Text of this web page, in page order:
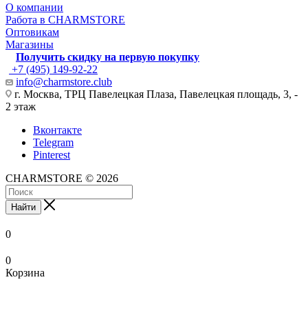
О компании
Работа в CHARMSTORE
Оптовикам
Магазины
Получить скидку на первую покупку
+7 (495) 149-92-22
info@charmstore.club
г. Москва, ТРЦ Павелецкая Плаза, Павелецкая площадь, 3, -
2 этаж
Вконтакте
Telegram
Pinterest
CHARMSTORE © 2026
Найти
0
0
Корзина